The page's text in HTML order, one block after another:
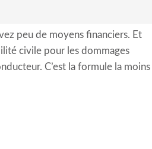
peu de moyens financiers. Et
civile pour les dommages
C’est la formule la moins